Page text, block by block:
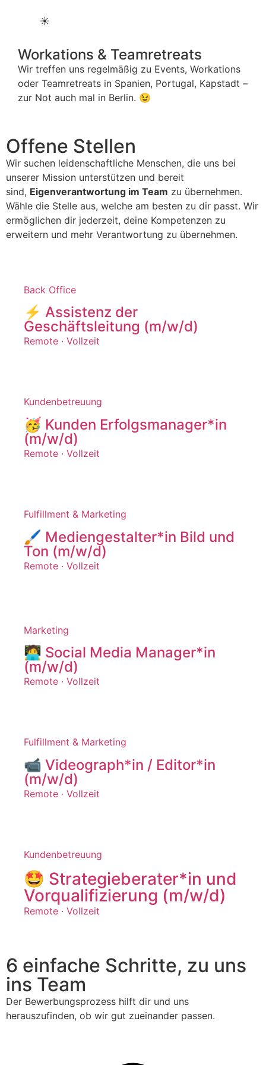
☀️
Workations & Teamretreats
Wir treffen uns regelmäßig zu Events, Workations
oder Teamretreats in Spanien, Portugal, Kapstadt –
zur Not auch mal in Berlin. 😉
Offene Stellen
Wir suchen leidenschaftliche Menschen, die uns bei
unserer Mission unterstützen und bereit
sind, Eigenverantwortung im Team zu übernehmen.
Wähle die Stelle aus, welche am besten zu dir passt. Wir
ermöglichen dir jederzeit, deine Kompetenzen zu
erweitern und mehr Verantwortung zu übernehmen.
Back Office
⚡️ Assistenz der
Geschäftsleitung (m/w/d)
Remote · Vollzeit
Kundenbetreuung
🥳 Kunden Erfolgsmanager*in
(m/w/d)
Remote · Vollzeit
Fulfillment & Marketing
🖌️ Mediengestalter*in Bild und
Ton (m/w/d)
Remote · Vollzeit
Marketing
🧑‍💻 Social Media Manager*in
(m/w/d)
Remote · Vollzeit
Fulfillment & Marketing
📹 Videograph*in / Editor*in
(m/w/d)
Remote · Vollzeit
Kundenbetreuung
🤩 Strategieberater*in und
Vorqualifizierung (m/w/d)
Remote · Vollzeit
6 einfache Schritte, zu uns
ins Team
Der Bewerbungsprozess hilft dir und uns
herauszufinden, ob wir gut zueinander passen.